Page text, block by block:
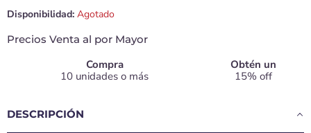
Disponibilidad: Agotado
Precios Venta al por Mayor
Compra
Obtén un
10 unidades o más
15% off
DESCRIPCIÓN